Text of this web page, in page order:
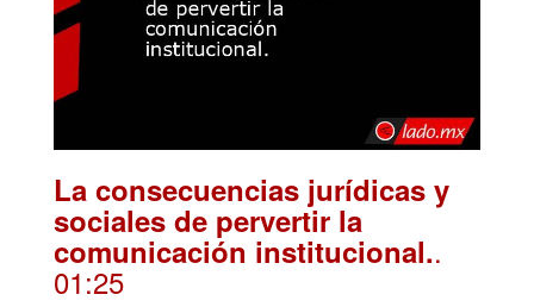
La consecuencias jurídicas y
sociales de pervertir la
comunicación institucional..
01:25